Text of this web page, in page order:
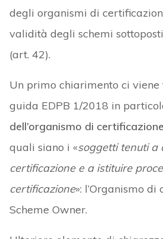
degli organismi di
validità degli schemi
(art. 42).
Un primo chiarimento ci
guida EDPB 1/2018 in
dell’organismo di
quali siano i «soggetti tenuti a
certificazione e a istituire
certificazione»: l’Organismo
Scheme Owner.